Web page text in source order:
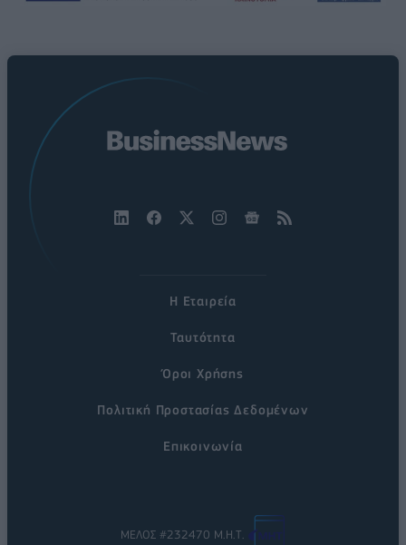
Η Εταιρεία
Ταυτότητα
Όροι Χρήσης
Πολιτική Προστασίας Δεδομένων
Επικοινωνία
ΜΕΛΟΣ #232470 Μ.Η.Τ.